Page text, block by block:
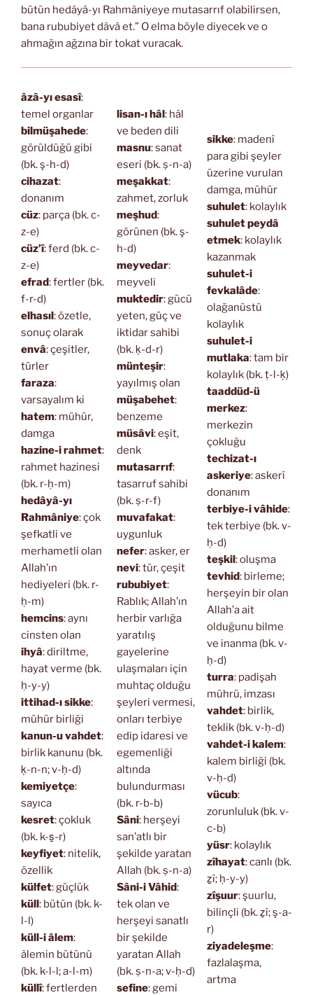
bütün hedâyâ-yı Rahmâniyeye mutasarrıf olabilirsen,
bana rububiyet dâvâ et.” O elma böyle diyecek ve o
ahmağın ağzına bir tokat vuracak.
âzâ-yı esasî:
temel organlar
bilmüşahede:
görüldüğü gibi
(bk. ş-h-d)
cihazat:
donanım
cüz: parça (bk. c-
z-e)
cüz’î: ferd (bk. c-
z-e)
efrad: fertler (bk.
f-r-d)
elhasıl: özetle,
sonuç olarak
envâ: çeşitler,
türler
faraza:
varsayalım ki
hatem: mühür,
damga
hazine-i rahmet:
rahmet hazinesi
(bk. r-ḥ-m)
hedâyâ-yı
Rahmâniye: çok
şefkatli ve
merhametli olan
Allah’ın
hediyeleri (bk. r-
ḥ-m)
hemcins: aynı
cinsten olan
ihyâ: diriltme,
hayat verme (bk.
ḥ-y-y)
ittihad-ı sikke:
mühür birliği
kanun-u vahdet:
birlik kanunu (bk.
ḳ-n-n; v-ḥ-d)
kemiyetçe:
sayıca
kesret: çokluk
(bk. k-s̱-r)
keyfiyet: nitelik,
özellik
külfet: güçlük
küll: bütün (bk. k-
l-l)
küll-i âlem:
âlemin bütünü
(bk. k-l-l; a-l-m)
küllî: fertlerden
lisan-ı hâl: hâl
ve beden dili
masnu: sanat
eseri (bk. ṣ-n-a)
meşakkat:
zahmet, zorluk
meşhud:
görünen (bk. ş-
h-d)
meyvedar:
meyveli
muktedir: gücü
yeten, güç ve
iktidar sahibi
(bk. ḳ-d-r)
münteşir:
yayılmış olan
müşabehet:
benzeme
müsâvi: eşit,
denk
mutasarrıf:
tasarruf sahibi
(bk. ṣ-r-f)
muvafakat:
uygunluk
nefer: asker, er
nevi: tür, çeşit
rububiyet:
Rablık; Allah’ın
herbir varlığa
yaratılış
gayelerine
ulaşmaları için
muhtaç olduğu
şeyleri vermesi,
onları terbiye
edip idaresi ve
egemenliği
altında
bulundurması
(bk. r-b-b)
Sâni: herşeyi
san’atlı bir
şekilde yaratan
Allah (bk. ṣ-n-a)
Sâni-i Vâhid:
tek olan ve
herşeyi sanatlı
bir şekilde
yaratan Allah
(bk. ṣ-n-a; v-ḥ-d)
sefine: gemi
sikke: madenî
para gibi şeyler
üzerine vurulan
damga, mühür
suhulet: kolaylık
suhulet peydâ
etmek: kolaylık
kazanmak
suhulet-i
fevkalâde:
olağanüstü
kolaylık
suhulet-i
mutlaka: tam bir
kolaylık (bk. ṭ-l-ḳ)
taaddüd-ü
merkez:
merkezin
çokluğu
techizat-ı
askeriye: askerî
donanım
terbiye-i vâhide:
tek terbiye (bk. v-
ḥ-d)
teşkil: oluşma
tevhid: birleme;
herşeyin bir olan
Allah’a ait
olduğunu bilme
ve inanma (bk. v-
ḥ-d)
turra: padişah
mührü, imzası
vahdet: birlik,
teklik (bk. v-ḥ-d)
vahdet-i kalem:
kalem birliği (bk.
v-ḥ-d)
vücub:
zorunluluk (bk. v-
c-b)
yüsr: kolaylık
zîhayat: canlı (bk.
ẕî; ḥ-y-y)
zîşuur: şuurlu,
bilinçli (bk. ẕî; ş-a-
r)
ziyadeleşme:
fazlalaşma,
artma